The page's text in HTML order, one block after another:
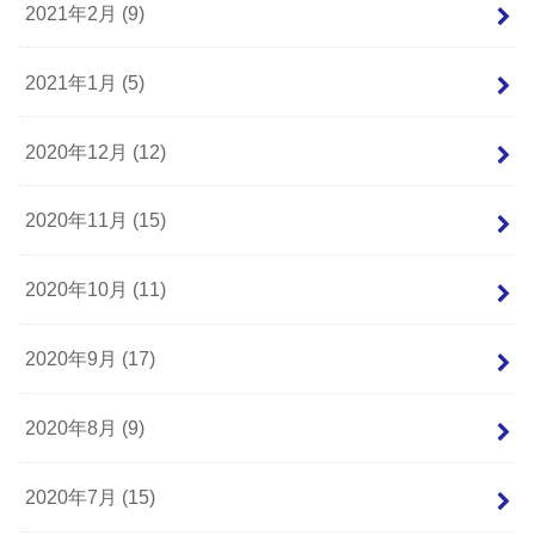
2021年2月 (9)
2021年1月 (5)
2020年12月 (12)
2020年11月 (15)
2020年10月 (11)
2020年9月 (17)
2020年8月 (9)
2020年7月 (15)